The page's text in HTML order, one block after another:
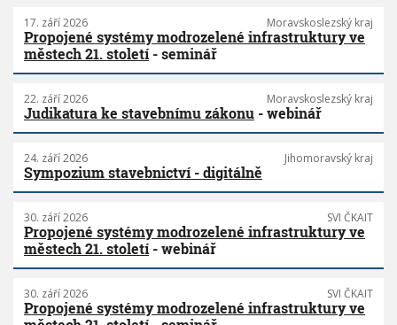
17. září 2026 Moravskoslezský kraj
Propojené systémy modrozelené infrastruktury ve
městech 21. století- seminář
22. září 2026 Moravskoslezský kraj
Judikatura ke stavebnímu zákonu - webinář
24. září 2026 Jihomoravský kraj
Sympozium stavebnictví - digitálně
30. září 2026 SVI ČKAIT
Propojené systémy modrozelené infrastruktury ve
městech 21. století- webinář
30. září 2026 SVI ČKAIT
Propojené systémy modrozelené infrastruktury ve